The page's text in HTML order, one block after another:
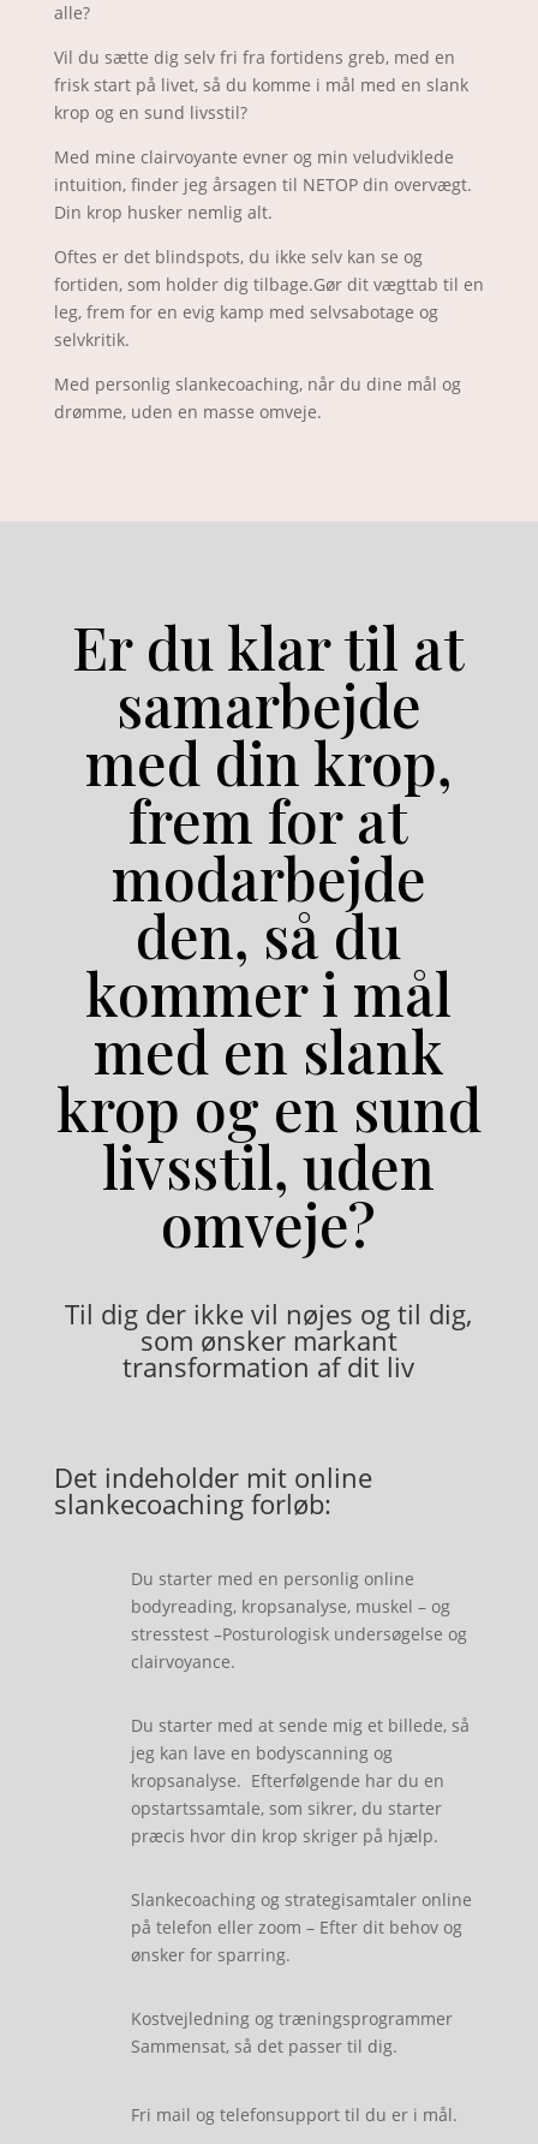
alle?
Vil du sætte dig selv fri fra fortidens greb, med en
frisk start på livet, så du komme i mål med en slank
krop og en sund livsstil?
Med mine clairvoyante evner og min veludviklede
intuition, finder jeg årsagen til NETOP din overvægt.
Din krop husker nemlig alt.
Oftes er det blindspots, du ikke selv kan se og
fortiden, som holder dig tilbage.Gør dit vægttab til en
leg, frem for en evig kamp med selvsabotage og
selvkritik.
Med personlig slankecoaching, når du dine mål og
drømme, uden en masse omveje.
Er du klar til at
samarbejde
med din krop,
frem for at
modarbejde
den, så du
kommer i mål
med en slank
krop og en sund
livsstil, uden
omveje?
Til dig der ikke vil nøjes og til dig,
som ønsker markant
transformation af dit liv
Det indeholder mit online
slankecoaching forløb:
Du starter med en personlig online
bodyreading, kropsanalyse, muskel – og
stresstest –Posturologisk undersøgelse og
clairvoyance.
Du starter med at sende mig et billede, så
jeg kan lave en bodyscanning og
kropsanalyse. Efterfølgende har du en
opstartssamtale, som sikrer, du starter
præcis hvor din krop skriger på hjælp.
Slankecoaching og strategisamtaler online
på telefon eller zoom – Efter dit behov og
ønsker for sparring.
Kostvejledning og træningsprogrammer
Sammensat, så det passer til dig.
Fri mail og telefonsupport til du er i mål.